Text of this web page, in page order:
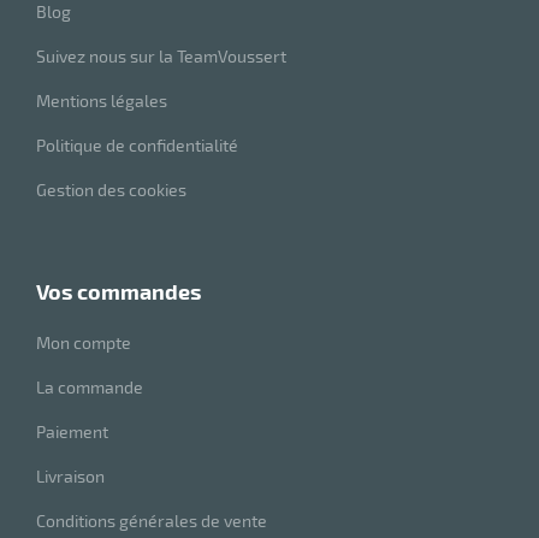
Blog
Suivez nous sur la TeamVoussert
Mentions légales
Politique de confidentialité
Gestion des cookies
vos commandes
Mon compte
La commande
Paiement
Livraison
Conditions générales de vente